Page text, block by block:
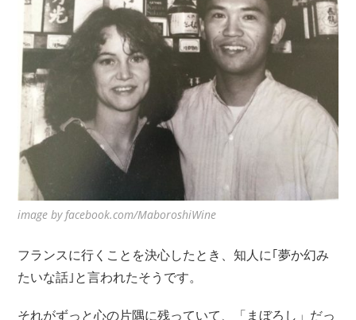
image by facebook.com/MaboroshiWine
フランスに行くことを決心したとき、知人に｢夢か幻み
たいな話｣と言われたそうです。
それがずっと心の片隅に残っていて、「まぼろし」だっ